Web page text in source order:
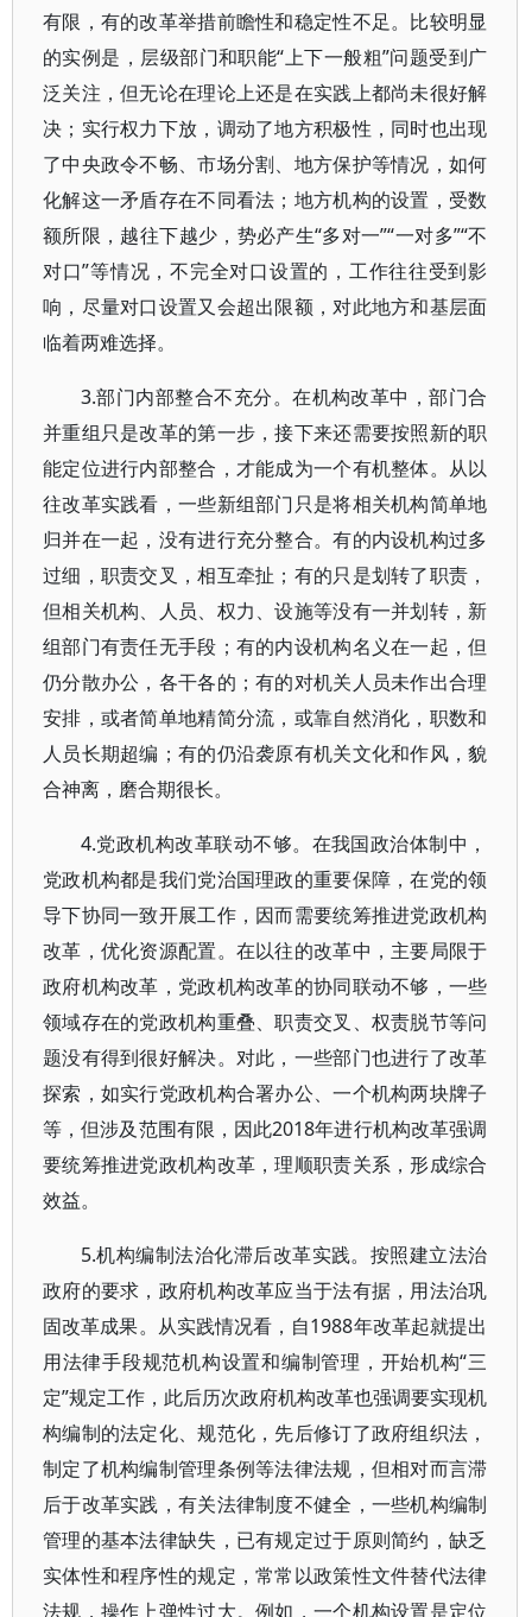
有限，有的改革举措前瞻性和稳定性不足。比较明显
的实例是，层级部门和职能“上下一般粗”问题受到广
泛关注，但无论在理论上还是在实践上都尚未很好解
决；实行权力下放，调动了地方积极性，同时也出现
了中央政令不畅、市场分割、地方保护等情况，如何
化解这一矛盾存在不同看法；地方机构的设置，受数
额所限，越往下越少，势必产生“多对一”“一对多”“不
对口”等情况，不完全对口设置的，工作往往受到影
响，尽量对口设置又会超出限额，对此地方和基层面
临着两难选择。
3.部门内部整合不充分。在机构改革中，部门合
并重组只是改革的第一步，接下来还需要按照新的职
能定位进行内部整合，才能成为一个有机整体。从以
往改革实践看，一些新组部门只是将相关机构简单地
归并在一起，没有进行充分整合。有的内设机构过多
过细，职责交叉，相互牵扯；有的只是划转了职责，
但相关机构、人员、权力、设施等没有一并划转，新
组部门有责任无手段；有的内设机构名义在一起，但
仍分散办公，各干各的；有的对机关人员未作出合理
安排，或者简单地精简分流，或靠自然消化，职数和
人员长期超编；有的仍沿袭原有机关文化和作风，貌
合神离，磨合期很长。
4.党政机构改革联动不够。在我国政治体制中，
党政机构都是我们党治国理政的重要保障，在党的领
导下协同一致开展工作，因而需要统筹推进党政机构
改革，优化资源配置。在以往的改革中，主要局限于
政府机构改革，党政机构改革的协同联动不够，一些
领域存在的党政机构重叠、职责交叉、权责脱节等问
题没有得到很好解决。对此，一些部门也进行了改革
探索，如实行党政机构合署办公、一个机构两块牌子
等，但涉及范围有限，因此2018年进行机构改革强调
要统筹推进党政机构改革，理顺职责关系，形成综合
效益。
5.机构编制法治化滞后改革实践。按照建立法治
政府的要求，政府机构改革应当于法有据，用法治巩
固改革成果。从实践情况看，自1988年改革起就提出
用法律手段规范机构设置和编制管理，开始机构“三
定”规定工作，此后历次政府机构改革也强调要实现机
构编制的法定化、规范化，先后修订了政府组织法，
制定了机构编制管理条例等法律法规，但相对而言滞
后于改革实践，有关法律制度不健全，一些机构编制
管理的基本法律缺失，已有规定过于原则简约，缺乏
实体性和程序性的规定，常常以政策性文件替代法律
法规，操作上弹性过大。例如，一个机构设置是定位